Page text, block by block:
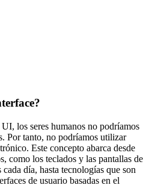
los seres humanos no podríamos
Por tanto, no podríamos utilizar
Este concepto abarca desde
como los teclados y las pantallas de
día, hasta tecnologías que son
de usuario basadas en el